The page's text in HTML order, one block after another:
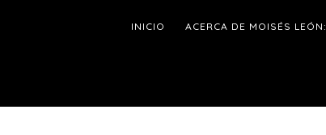
INICIO ACERCA DE MOISÉS LEÓN: